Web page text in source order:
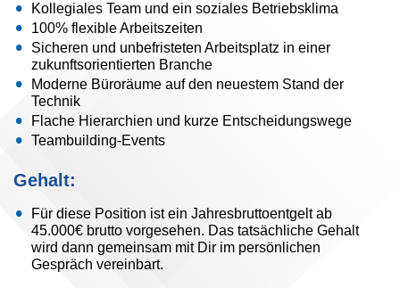
Kollegiales Team und ein soziales Betriebsklima
100% flexible Arbeitszeiten
Sicheren und unbefristeten Arbeitsplatz in einer
zukunftsorientierten Branche
Moderne Büroräume auf den neuestem Stand der
Technik
Flache Hierarchien und kurze Entscheidungswege
Teambuilding-Events
Gehalt:
Für diese Position ist ein Jahresbruttoentgelt ab
45.000€ brutto vorgesehen. Das tatsächliche Gehalt
wird dann gemeinsam mit Dir im persönlichen
Gespräch vereinbart.